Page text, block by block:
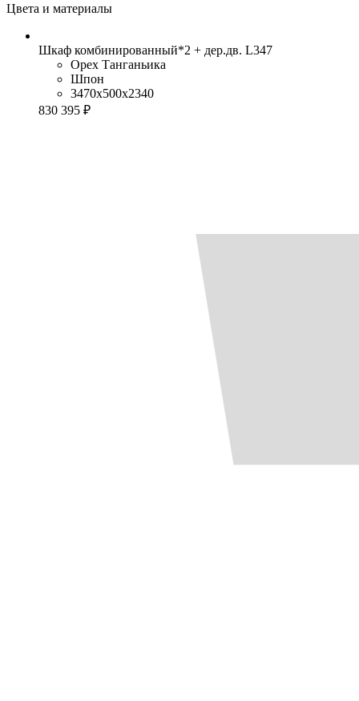
Цвета и материалы
Шкаф комбинированный*2 + дер.дв. L347
Орех Танганьика
Шпон
3470x500x2340
830 395 ₽